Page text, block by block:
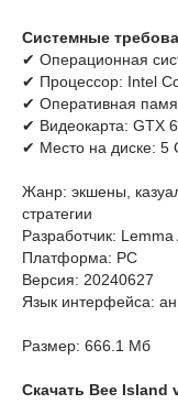
Системные
✔ Операционная
✔ Процессор: Intel
✔ Оперативная
✔ Видеокарта: GTX
✔ Место на диске: 5
Жанр: экшены,
стратегии
Разработчик: Lemma
Платформа: PC
Версия: 20240627
Язык интерфейса:
Размер: 666.1 Мб
Скачать Bee Island